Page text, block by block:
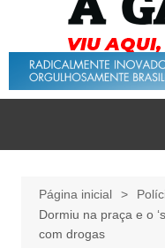
Página inicial
Dormiu na praça e o
com drogas